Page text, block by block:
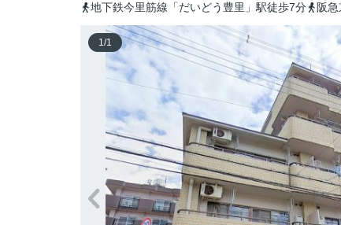
地下鉄今里筋線「だいどう豊里」駅徒歩7分
阪
1/1